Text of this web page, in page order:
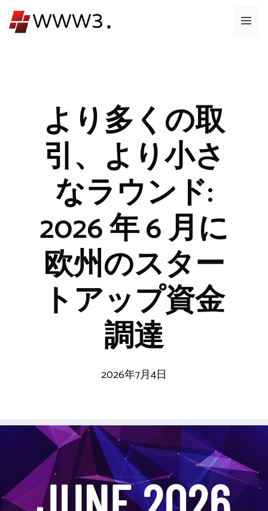
ン
メ
より多くの取
引、より小さ
なラウンド:
2026 年 6 月に
欧州のスター
トアップ資金
調達
2026年7月4日